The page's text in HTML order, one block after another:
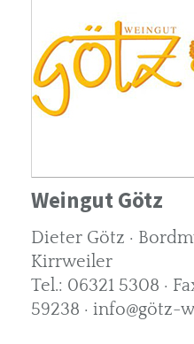
Weingut Götz
Dieter Götz ·
Kirrweiler
Tel.: 06321 5308 ·
59238 · info@götz-